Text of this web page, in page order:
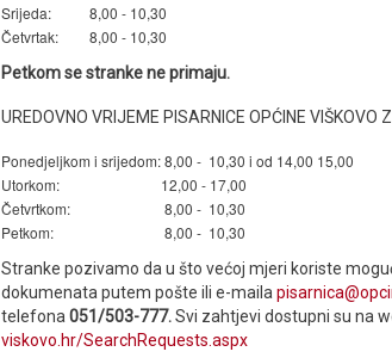
Srijeda:
8,00 - 10,30
Četvrtak:
8,00 - 10,30
Petkom se stranke ne primaju.
UREDOVNO VRIJEME PISARNICE OPĆINE VIŠKOVO
Ponedjeljkom i srijedom:8,00 - 10,30 i od 14,00 15,00
Utorkom:
12,00 - 17,00
Četvrtkom:
8,00 - 10,30
Petkom:
8,00 - 10,30
Stranke pozivamo da u što većoj mjeri koriste
dokumenata putem pošte ili e-maila
telefona 051/503-777.Svi zahtjevi dostupni su na
viskovo.hr/SearchRequests.aspx